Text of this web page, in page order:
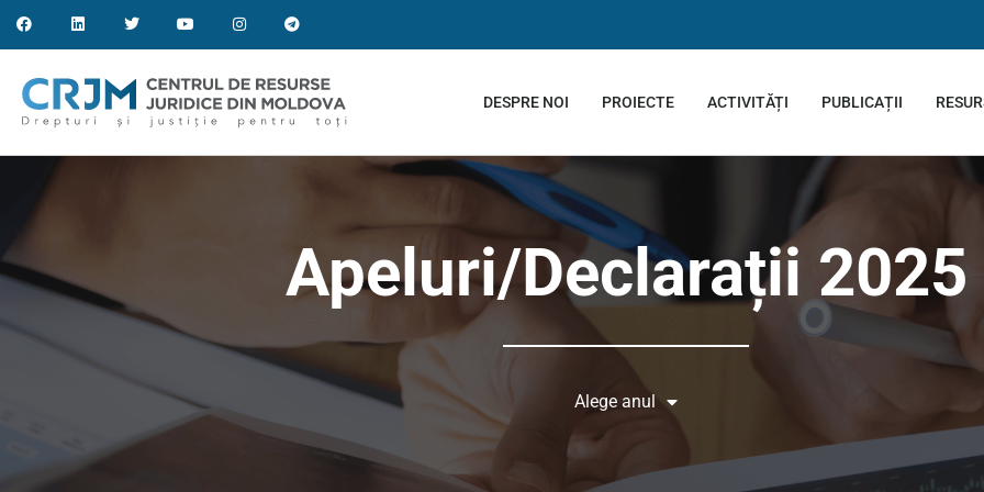
DESPRE NOI PROIECTE ACTIVITĂȚI PUBLICAȚII
Apeluri/Declarații 2025
Alege anul